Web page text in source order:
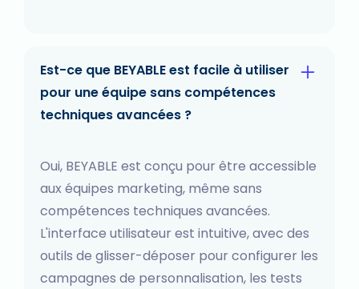
Est-ce que BEYABLE est facile à utiliser
pour une équipe sans compétences
techniques avancées ?
Oui, BEYABLE est conçu pour être accessible
aux équipes marketing, même sans
compétences techniques avancées.
L'interface utilisateur est intuitive, avec des
outils de glisser-déposer pour configurer les
campagnes de personnalisation, les tests